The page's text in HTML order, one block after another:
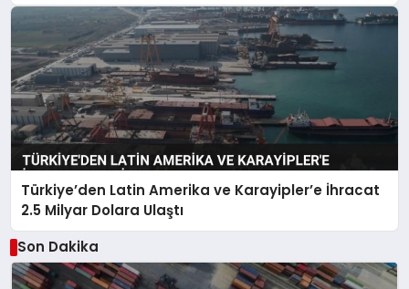
Türkiye’den Latin Amerika ve Karayipler’e İhracat
2.5 Milyar Dolara Ulaştı
Son Dakika